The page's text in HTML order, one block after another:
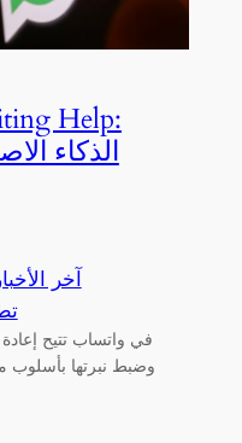
الذكاء
آخر الأخبار
وضبط نبرتها